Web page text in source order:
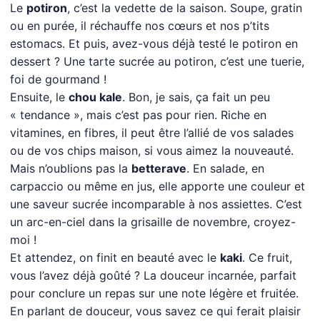
Le potiron, c’est la vedette de la saison. Soupe, gratin
ou en purée, il réchauffe nos cœurs et nos p’tits
estomacs. Et puis, avez-vous déjà testé le potiron en
dessert ? Une tarte sucrée au potiron, c’est une tuerie,
foi de gourmand !
Ensuite, le chou kale. Bon, je sais, ça fait un peu
« tendance », mais c’est pas pour rien. Riche en
vitamines, en fibres, il peut être l’allié de vos salades
ou de vos chips maison, si vous aimez la nouveauté.
Mais n’oublions pas la betterave. En salade, en
carpaccio ou même en jus, elle apporte une couleur et
une saveur sucrée incomparable à nos assiettes. C’est
un arc-en-ciel dans la grisaille de novembre, croyez-
moi !
Et attendez, on finit en beauté avec le kaki. Ce fruit,
vous l’avez déjà goûté ? La douceur incarnée, parfait
pour conclure un repas sur une note légère et fruitée.
En parlant de douceur, vous savez ce qui ferait plaisir